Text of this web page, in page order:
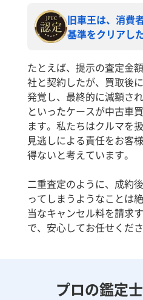
旧車王は、消費
基準をクリアし
たとえば、提示の査定金
社と契約したが、買取後
発覚し、最終的に減額さ
といったケースが中古車
ます。私たちはクルマを
見逃しによる責任をお客
得ないと考えています。
二重査定のように、成約
ってしまうようなことは
当なキャンセル料を請求
で、安心してお任せくださ
プロの鑑定